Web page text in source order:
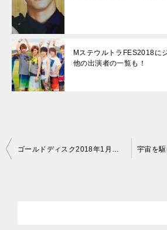
MステウルトラFES2018に
他の出演者の一覧も！
投
ゴールドディスク2018年1月まとめ！ジャニーズWESTアルバムも！